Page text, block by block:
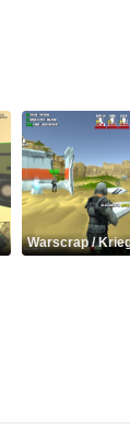
Warscrap /